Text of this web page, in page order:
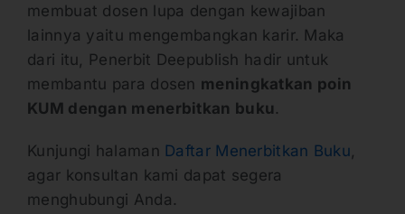
membuat dosen lupa dengan kewajiban
lainnya yaitu mengembangkan karir. Maka
dari itu, Penerbit Deepublish hadir untuk
membantu para dosen meningkatkan poin
KUM dengan menerbitkan buku .
Kunjungi halaman Daftar Menerbitkan Buku
agar konsultan kami dapat segera
menghubungi Anda.